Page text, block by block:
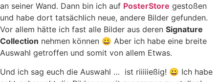
an seiner Wand. Dann bin ich auf PosterStore gestoßen
und habe dort tatsächlich neue, andere Bilder gefunden.
Vor allem hätte ich fast alle Bilder aus deren Signature
Collection nehmen können 😀 Aber ich habe eine breite
Auswahl getroffen und somit von allem Etwas.
Und ich sag euch die Auswahl … ist riiiiießig! 😀 Ich habe